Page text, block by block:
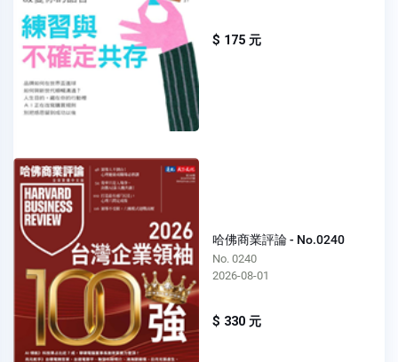
$ 175 元
哈佛商業評論 - No.0240
No. 0240
2026-08-01
$ 330 元